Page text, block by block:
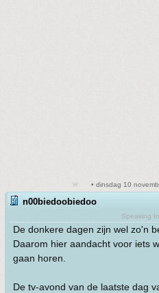
• dinsdag 10
n00biedoobiedoo
Speaking
De donkere dagen zijn wel zo'n
Daarom hier aandacht voor iets
gaan horen.
De tv-avond van de laatste dag